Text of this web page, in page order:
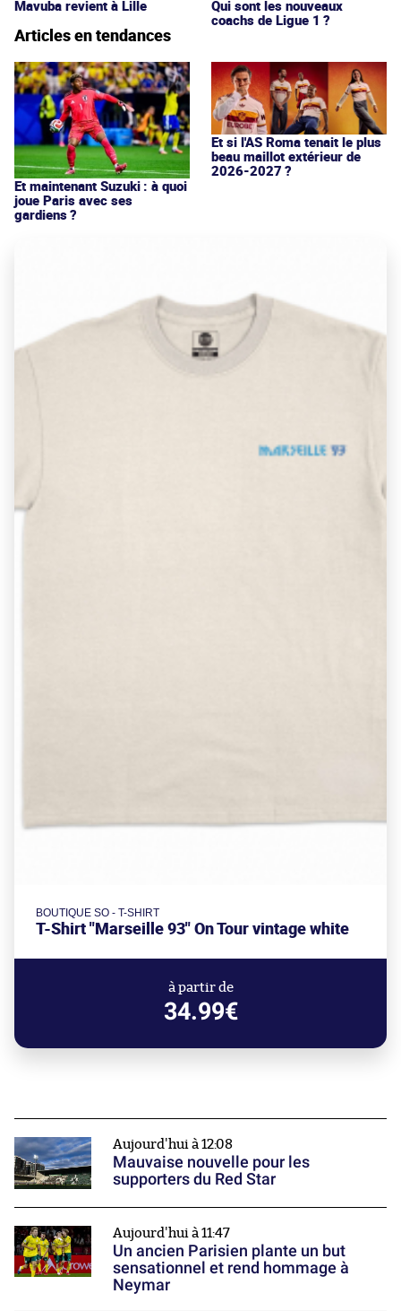
Mavuba revient à Lille
Qui sont les nouveaux
coachs de Ligue 1 ?
Articles en tendances
Et maintenant Suzuki : à quoi
joue Paris avec ses
gardiens ?
Et si l'AS Roma tenait le plus
beau maillot extérieur de
2026-2027 ?
BOUTIQUE SO - T-SHIRT
T-Shirt "Marseille 93" On Tour vintage white
à partir de
34.99€
Aujourd'hui à 12:08
Mauvaise nouvelle pour les
supporters du Red Star
Aujourd'hui à 11:47
Un ancien Parisien plante un but
sensationnel et rend hommage à
Neymar